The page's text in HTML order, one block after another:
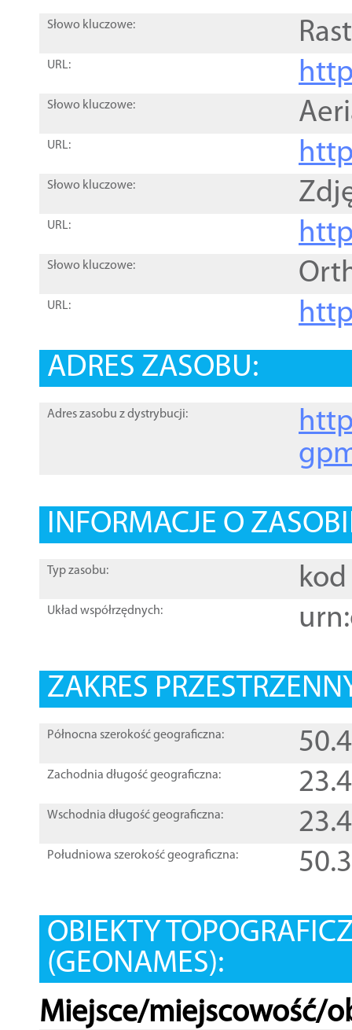
Słowo kluczowe:
URL:
Słowo kluczowe:
URL:
Słowo kluczowe:
URL:
Słowo kluczowe:
URL:
ADRES ZASOBU:
Adres zasobu z dystrybucji:
INFORMACJE O
Typ zasobu: kod
Układ współrzędnych:
ZAKRES
Północna szerokość geograficzna:
Zachodnia długość geograficzna:
Wschodnia długość geograficzna:
Południowa szerokość geograficzna:
OBIEKTY
(GEONAMES):
Miejsce/miejscowość/